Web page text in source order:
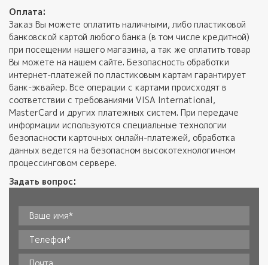
Оплата:
Заказ Вы можете оплатить наличными, либо пластиковой
банковской картой любого банка (в том числе кредитной)
при посещении нашего магазина, а так же оплатить товар
Вы можете на нашем сайте. Безопасность обработки
интернет-платежей по пластиковым картам гарантирует
банк-эквайер. Все операции с картами происходят в
соответствии с требованиями VISA International,
MasterCard и других платежных систем. При передаче
информации используются специальные технологии
безопасности карточных онлайн-платежей, обработка
данных ведется на безопасном высокотехнологичном
процессинговом сервере.
Задать вопрос:
Ваше имя**
Телефон*